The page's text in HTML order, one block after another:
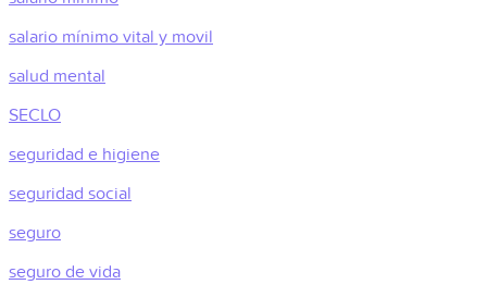
salario mínimo vital y movil
salud mental
SECLO
seguridad e higiene
seguridad social
seguro
seguro de vida